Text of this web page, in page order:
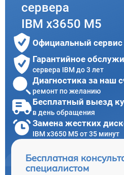
сервера
IBM x3650 M5
Официальный сервис
Гарантийное
сервера IBM до 3 лет
Диагностика за наш
ремонт по желанию
Бесплатный выезд
в день обращения
Замена жестких
IBM x3650 M5 от 35 минут
Бесплатная
специалистом